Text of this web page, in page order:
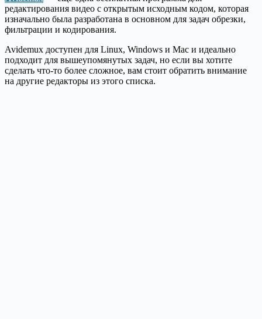
редактирования видео с открытым исходным кодом, которая
изначально была разработана в основном для задач обрезки,
фильтрации и кодирования.
Avidemux доступен для Linux, Windows и Mac и идеально
подходит для вышеупомянутых задач, но если вы хотите
сделать что-то более сложное, вам стоит обратить внимание
на другие редакторы из этого списка.